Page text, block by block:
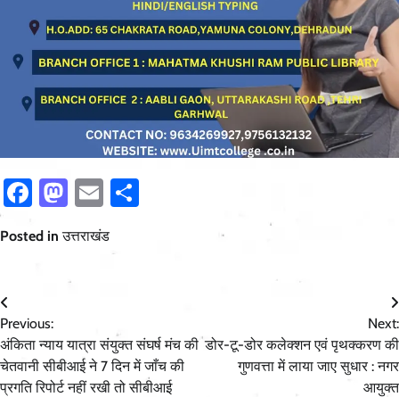
Facebook
Mastodon
Email
Posted inउत्तराखंड
Post
navigation
Previous:
अंकिता न्याय यात्रा संयुक्त संघर्ष मंच की
चेतवानी सीबीआई ने 7 दिन में जाँच की
प्रगति रिपोर्ट नहीं रखी तो सीबीआई
Next:
डोर-टू-डोर कलेक्शन एवं पृथक्करण की
गुणवत्ता में लाया जाए सुधार : नगर
आयुक्त